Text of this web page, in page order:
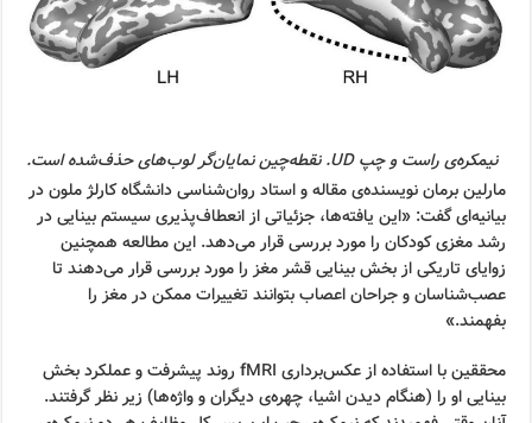
نیمکره‌ی راست و چپ UD. نقطه‌چین نمایان‌گر لوب‌های حذف‌شده است.
مارلین برمان نویسنده‌ی مقاله و استاد روان‌شناسی دانشگاه کارلژ ملون در
بیانیه‌ای گفت: «این یافته‌ها، جزئیاتی از انعطاف‌پذیری سیستم بینایی در
رشد مغزی کودکان را مورد بررسی قرار می‌دهد. این مطالعه همچنین
زوایای تاریکی از بخش بینایی قشر مغز را مورد بررسی قرار می‌دهند تا
عصب‌شناسان و جراحان اعصاب بتوانند تغییرات ممکن در مغز را
بفهمند.»
محققین با استفاده از عکس‌برداری fMRI روند پیشرفت و عملکرد بخش
بینایی او را (هنگام دیدن اشیا، چهره‌ی دیگران و واژه‌ها) زیر نظر گرفتند.